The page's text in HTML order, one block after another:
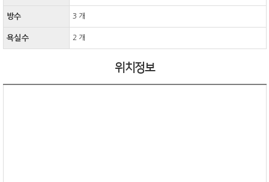
방수 3 개
욕실수 2 개
위치정보